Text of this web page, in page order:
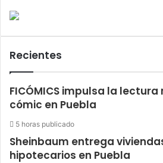
Recientes
FICÓMICS impulsa la
cómic en Puebla
5 horas publicado
Sheinbaum entrega
hipotecarios en Puebla